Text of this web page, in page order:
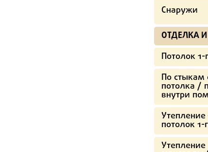
Снаружи
ОТДЕЛКА
Потолок 1-
По стыкам
потолка /
внутри
потолок 1-
Утепление